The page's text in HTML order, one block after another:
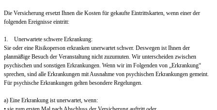
Die Versicherung ersetzt Ihnen die Kosten für gekaufte Eintrittskarten, wenn einer der
folgenden Ereignisse eintritt:
1. Unerwartete schwere Erkrankung:
Sie oder eine Risikoperson erkranken unerwartet schwer. Deswegen ist Ihnen der
planmäßige Besuch der Veranstaltung nicht zuzumuten. Wir unterscheiden zwischen
psychischen und sonstigen Erkrankungen. Wenn wir im Folgenden von „Erkrankung“
sprechen, sind alle Erkrankungen mit Ausnahme von psychischen Erkrankungen gemeint.
Für psychische Erkrankungen gelten besondere Regelungen.
a) Eine Erkrankung ist unerwartet, wenn: